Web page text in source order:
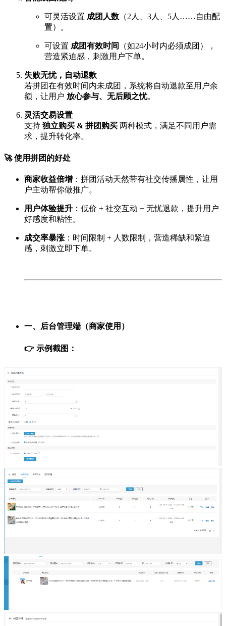
可灵活设置 成团人数 （2人、3人、5人……自由配
置）。
可设置 成团有效时间
（如24小时内必须成团），
营造紧迫感，刺激用户下单。
失败无忧，自动退款
若拼团在有效时间内未成团，系统将自动退款至用户余
额，让用户 放心参与、无后顾之忧。
灵活交易设置
支持 独立购买 & 拼团购买 两种模式，满足不同用户需
求，提升转化率。
🚀 使用拼团的好处
商家收益倍增 ：拼团活动天然带有社交传播属性，让用
户主动帮你做推广。
用户体验提升 ：低价 + 社交互动 + 无忧退款，提升用户
好感度和粘性。
成交率暴涨 ：时间限制 + 人数限制，营造稀缺和紧迫
感，刺激立即下单。
一、后台管理端（商家使用）
👉 示例截图：